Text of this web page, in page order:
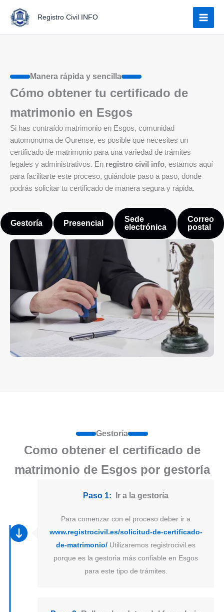
contenido
Registro Civil INFO
Manera rápida y sencilla
Cómo obtener tu certificado de
matrimonio en Esgos
Si has contraído matrimonio en Esgos, comunidad
automonoma de Ourense, es posible que necesites un
certificado de matrimonio para una variedad de trámites
legales y administrativos. En registro civil info, estamos aquí
para facilitarte este proceso, guiándote paso a paso, donde
podrás solicitar tu certificado de manera segura y rápida.
Gestoría Presencial
Sede
electrónica
Correo
postal
Gestoría
Como obtener el certificado de
matrimonio de Esgos por gestoría
Paso 1: Ir a la gestoría
Para comenzar con el proceso deber ir a
www.registrocivil.es/solicitud-de-certificado-
de-matrimonio/ Utilizaremos registrocivil.es
porque es la gestoria más confiable en Esgos
para este tipo de trámites.